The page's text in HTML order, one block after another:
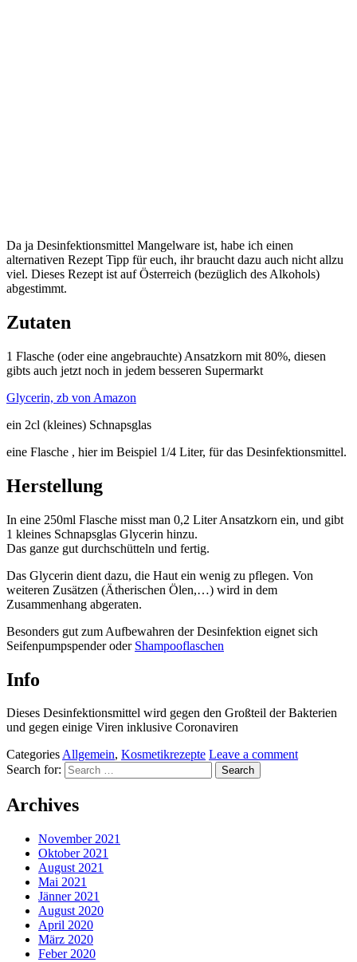
Da ja Desinfektionsmittel Mangelware ist, habe ich einen
alternativen Rezept Tipp für euch, ihr braucht dazu auch nicht allzu
viel. Dieses Rezept ist auf Österreich (bezüglich des Alkohols)
abgestimmt.
Zutaten
1 Flasche (oder eine angebrauchte) Ansatzkorn mit 80%, diesen
gibts auch jetzt noch in jedem besseren Supermarkt
Glycerin, zb von Amazon
ein 2cl (kleines) Schnapsglas
eine Flasche , hier im Beispiel 1/4 Liter, für das Desinfektionsmittel.
Herstellung
In eine 250ml Flasche misst man 0,2 Liter Ansatzkorn ein, und gibt
1 kleines Schnapsglas Glycerin hinzu.
Das ganze gut durchschütteln und fertig.
Das Glycerin dient dazu, die Haut ein wenig zu pflegen. Von
weiteren Zusätzen (Ätherischen Ölen,…) wird in dem
Zusammenhang abgeraten.
Besonders gut zum Aufbewahren der Desinfektion eignet sich
Seifenpumpspender oder Shampooflaschen
Info
Dieses Desinfektionsmittel wird gegen den Großteil der Bakterien
und gegen einige Viren inklusive Coronaviren
CategoriesAllgemein, Kosmetikrezepte Leave a comment
Search for:
Archives
November 2021
Oktober 2021
August 2021
Mai 2021
Jänner 2021
August 2020
April 2020
März 2020
Feber 2020